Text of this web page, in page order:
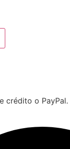
crédito o PayPal.